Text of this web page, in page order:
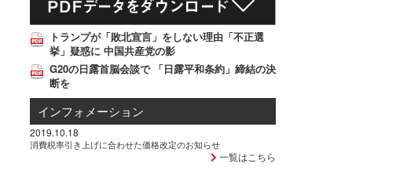
トランプが「敗北宣言」をしない理由「不正選
挙」疑惑に 中国共産党の影
G20の日露首脳会談で 「日露平和条約」締結の決
断を
インフォメーション
2019.10.18
消費税率引き上げに合わせた価格改定のお知らせ
一覧はこちら